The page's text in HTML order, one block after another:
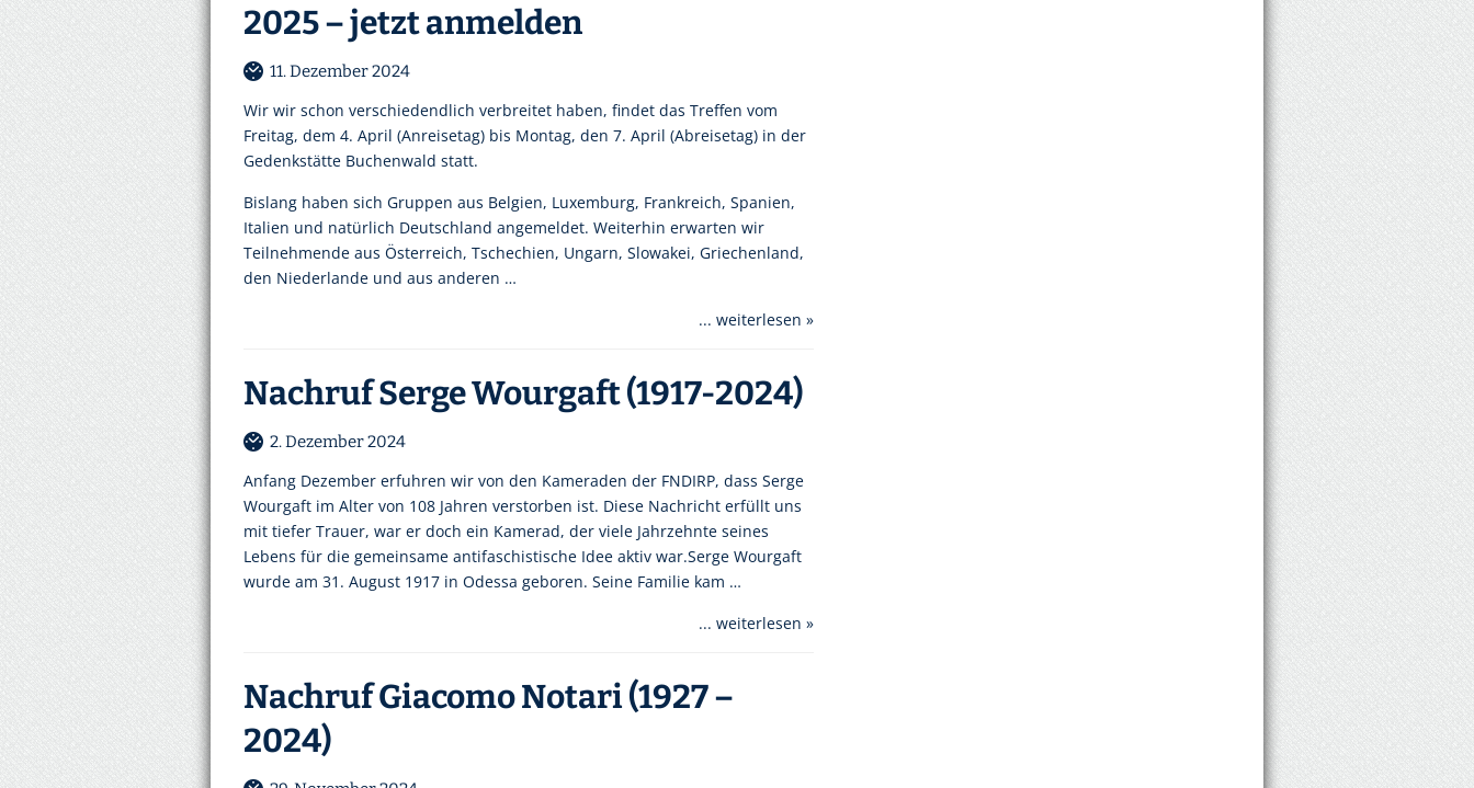
2025 – jetzt anmelden
11. Dezember 2024
Wir wir schon verschiedendlich verbreitet haben, findet das Treffen vom
Freitag, dem 4. April (Anreisetag) bis Montag, den 7. April (Abreisetag) in der
Gedenkstätte Buchenwald statt.
Bislang haben sich Gruppen aus Belgien, Luxemburg, Frankreich, Spanien,
Italien und natürlich Deutschland angemeldet. Weiterhin erwarten wir
Teilnehmende aus Österreich, Tschechien, Ungarn, Slowakei, Griechenland,
den Niederlande und aus anderen …
... weiterlesen »
Nachruf Serge Wourgaft (1917-2024)
2. Dezember 2024
Anfang Dezember erfuhren wir von den Kameraden der FNDIRP, dass Serge
Wourgaft im Alter von 108 Jahren verstorben ist. Diese Nachricht erfüllt uns
mit tiefer Trauer, war er doch ein Kamerad, der viele Jahrzehnte seines
Lebens für die gemeinsame antifaschistische Idee aktiv war.Serge Wourgaft
wurde am 31. August 1917 in Odessa geboren. Seine Familie kam …
... weiterlesen »
Nachruf Giacomo Notari (1927 –
2024)